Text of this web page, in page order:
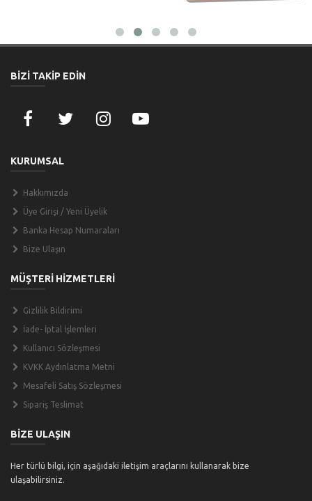
BİZİ TAKİP EDİN
KURUMSAL
Hakkımızda
Üye Girişi / Yeni Üyelik
Banka Hesap Numaraları
Bize Ulaşın
MÜŞTERİ HİZMETLERİ
Gizlilik Bildirimi
İade- İptal İşlemleri
Kullanıcı Sözleşmesi
KVKK Aydınlatma Metni
Mesafeli Satış Sözleşmesi
Sipariş Teslimat
BİZE ULAŞIN
Her türlü bilgi, için aşağıdaki iletişim araçlarını kullanarak bize
ulaşabilirsiniz.